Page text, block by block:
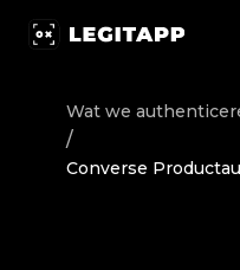
Authenticeren
Wat we
/
Converse